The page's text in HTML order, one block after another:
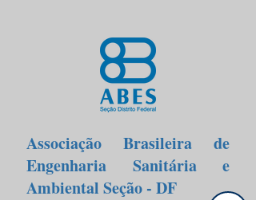
Associação Brasileira de
Engenharia Sanitária e
Ambiental Seção - DF